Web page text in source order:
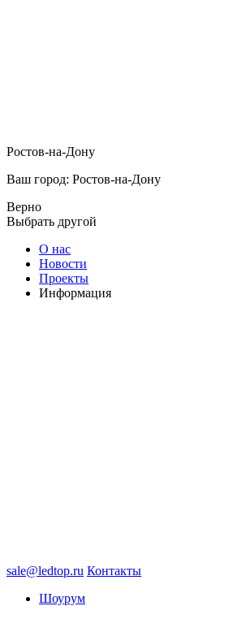
Ростов-на-Дону
Ваш город: Ростов-на-Дону
Верно
Выбрать другой
О нас
Новости
Проекты
Информация
sale@ledtop.ru Контакты
Шоурум